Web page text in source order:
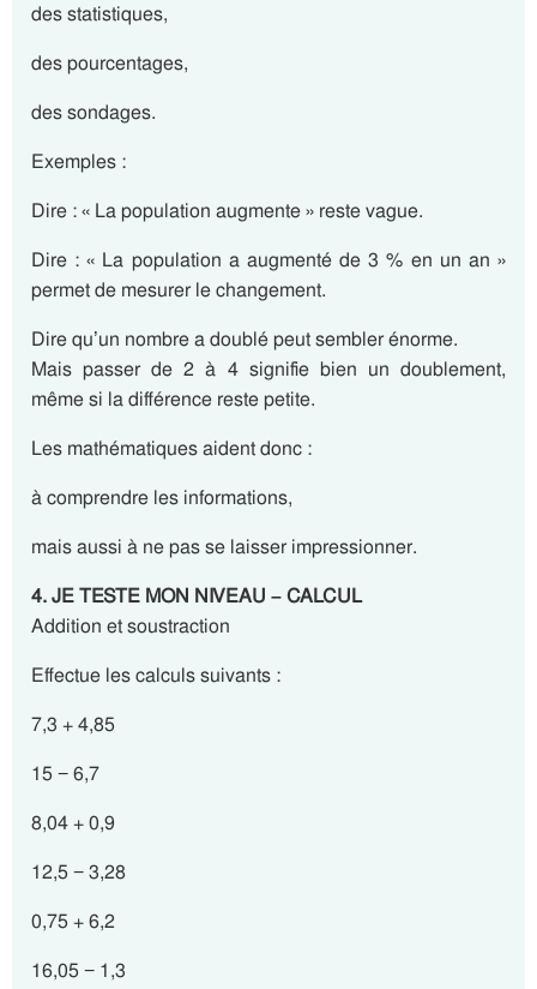
des statistiques,
des pourcentages,
des sondages.
Exemples :
Dire : « La population augmente » reste vague.
Dire : « La population a augmenté de 3 % en un an »
permet de mesurer le changement.
Dire qu’un nombre a doublé peut sembler énorme.
Mais passer de 2 à 4 signifie bien un doublement,
même si la différence reste petite.
Les mathématiques aident donc :
à comprendre les informations,
mais aussi à ne pas se laisser impressionner.
4. JE TESTE MON NIVEAU – CALCUL
Addition et soustraction
Effectue les calculs suivants :
7,3 + 4,85
15 − 6,7
8,04 + 0,9
12,5 − 3,28
0,75 + 6,2
16,05 − 1,3